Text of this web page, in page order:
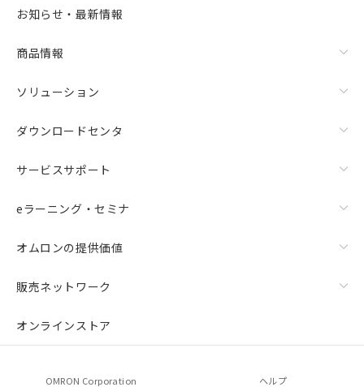
お知らせ・最新情報
商品情報
ソリューション
ダウンロードセンタ
サービスサポート
eラーニング・セミナ
オムロンの提供価値
販売ネットワーク
オンラインストア
OMRON Corporation ヘルプ